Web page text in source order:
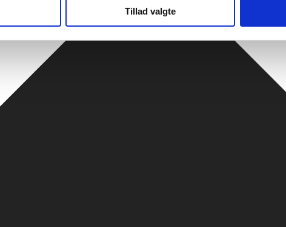
Tillad valgte